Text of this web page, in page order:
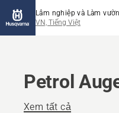
Lâm nghiệp và Làm vườn
VN, Tiếng Việt
Petrol
Xem tất cả